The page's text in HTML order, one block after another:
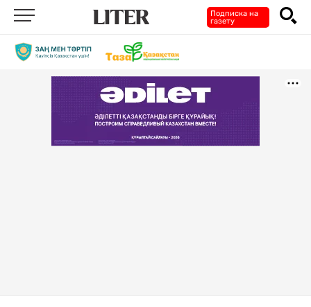
Подписка на
газету